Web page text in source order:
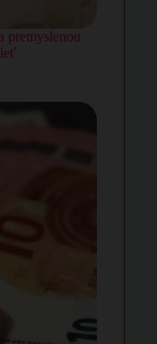
premyslenou